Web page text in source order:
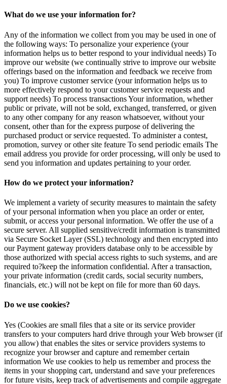
What do we use your information for?
Any of the information we collect from you may be used in one of
the following ways: To personalize your experience (your
information helps us to better respond to your individual needs) To
improve our website (we continually strive to improve our website
offerings based on the information and feedback we receive from
you) To improve customer service (your information helps us to
more effectively respond to your customer service requests and
support needs) To process transactions Your information, whether
public or private, will not be sold, exchanged, transferred, or given
to any other company for any reason whatsoever, without your
consent, other than for the express purpose of delivering the
purchased product or service requested. To administer a contest,
promotion, survey or other site feature To send periodic emails The
email address you provide for order processing, will only be used to
send you information and updates pertaining to your order.
How do we protect your information?
We implement a variety of security measures to maintain the safety
of your personal information when you place an order or enter,
submit, or access your personal information. We offer the use of a
secure server. All supplied sensitive/credit information is transmitted
via Secure Socket Layer (SSL) technology and then encrypted into
our Payment gateway providers database only to be accessible by
those authorized with special access rights to such systems, and are
required to?keep the information confidential. After a transaction,
your private information (credit cards, social security numbers,
financials, etc.) will not be kept on file for more than 60 days.
Do we use cookies?
Yes (Cookies are small files that a site or its service provider
transfers to your computers hard drive through your Web browser (if
you allow) that enables the sites or service providers systems to
recognize your browser and capture and remember certain
information We use cookies to help us remember and process the
items in your shopping cart, understand and save your preferences
for future visits, keep track of advertisements and compile aggregate